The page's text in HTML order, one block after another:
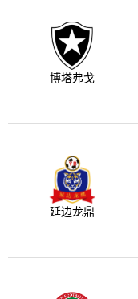
博塔弗戈
延边龙鼎